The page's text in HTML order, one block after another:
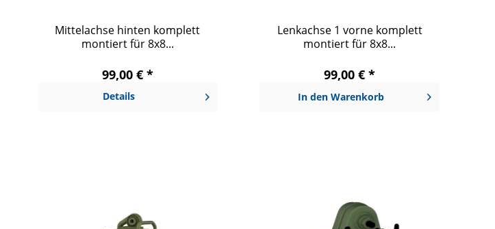
Mittelachse hinten komplett
montiert für 8x8...
99,00 € *
Details
Lenkachse 1 vorne komplett
montiert für 8x8...
99,00 € *
In den Warenkorb